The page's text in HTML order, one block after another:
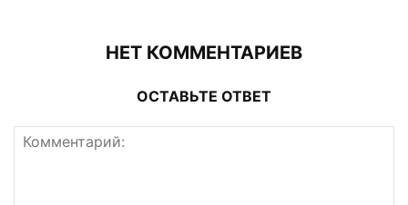
НЕТ КОММЕНТАРИЕВ
ОСТАВЬТЕ ОТВЕТ